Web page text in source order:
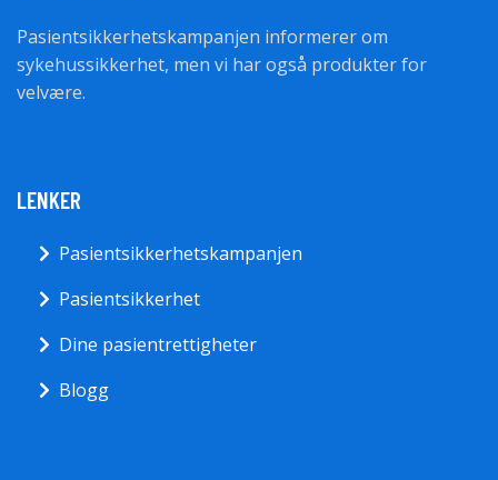
Pasientsikkerhetskampanjen informerer om
sykehussikkerhet, men vi har også produkter for
velvære.
LENKER
Pasientsikkerhetskampanjen
Pasientsikkerhet
Dine pasientrettigheter
Blogg